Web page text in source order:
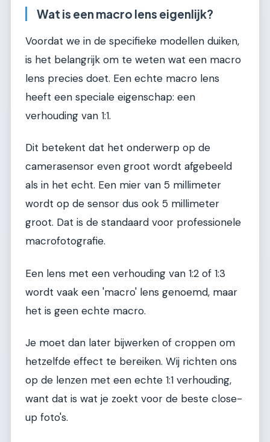
Wat is een macro lens eigenlijk?
Voordat we in de specifieke modellen duiken,
is het belangrijk om te weten wat een macro
lens precies doet. Een echte macro lens
heeft een speciale eigenschap: een
verhouding van 1:1.
Dit betekent dat het onderwerp op de
camerasensor even groot wordt afgebeeld
als in het echt. Een mier van 5 millimeter
wordt op de sensor dus ook 5 millimeter
groot. Dat is de standaard voor professionele
macrofotografie.
Een lens met een verhouding van 1:2 of 1:3
wordt vaak een 'macro' lens genoemd, maar
het is geen echte macro.
Je moet dan later bijwerken of croppen om
hetzelfde effect te bereiken. Wij richten ons
op de lenzen met een echte 1:1 verhouding,
want dat is wat je zoekt voor de beste close-
up foto's.